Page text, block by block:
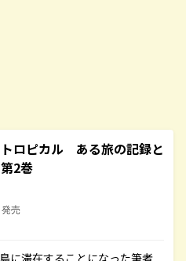
ロピカル ある旅の記録と
2巻
売
に滞在することになった筆者